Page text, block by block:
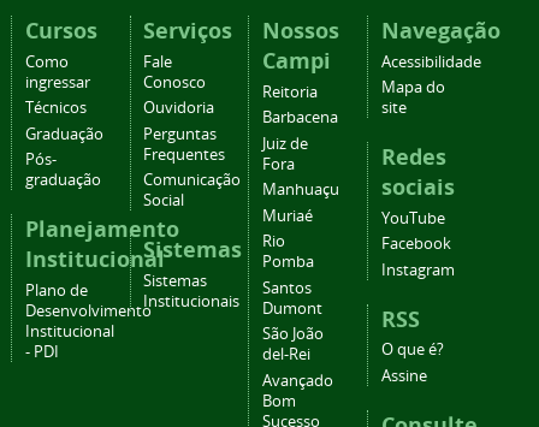
Cursos
Como
ingressar
Técnicos
Graduação
Pós-
graduação
Planejamento
Institucional
Plano de
Desenvolvimento
Institucional
- PDI
Serviços
Fale
Conosco
Ouvidoria
Perguntas
Frequentes
Comunicação
Social
Sistemas
Sistemas
Institucionais
Nossos
Campi
Reitoria
Barbacena
Juiz de
Fora
Manhuaçu
Muriaé
Rio
Pomba
Santos
Dumont
São João
del-Rei
Avançado
Bom
Sucesso
Navegação
Acessibilidade
Mapa do
site
Redes
sociais
YouTube
Facebook
Instagram
RSS
O que é?
Assine